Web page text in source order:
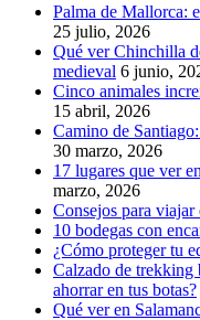
Palma de Mallorca:
25 julio, 2026
Qué ver Chinchilla
medieval 6 junio,
Cinco animales
15 abril, 2026
Camino de
30 marzo, 2026
17 lugares que ver
marzo, 2026
Consejos para viajar
10 bodegas con
¿Cómo proteger tu
Calzado de trekking
ahorrar en tus botas?
Qué ver en